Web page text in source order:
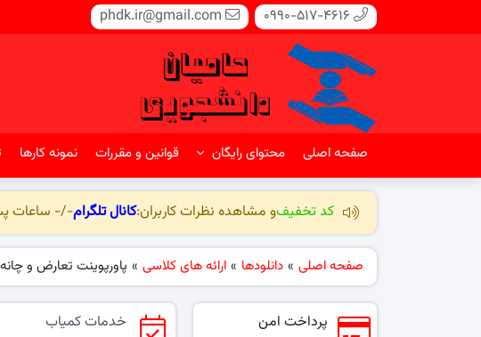
0990-517-4616
phdk.ir@gmail.com
صفحه اصلی محتوای رایگان قوانین و مقررات نمونه کارها
کد تخفیفو مشاهده نظرات کاربران:کانال تلگرام-/- ساعات
صفحه اصلی » دانلودها » ارائه های کلاسی » پاورپوینت تعارض و
پرداخت امن خدمات کمیاب